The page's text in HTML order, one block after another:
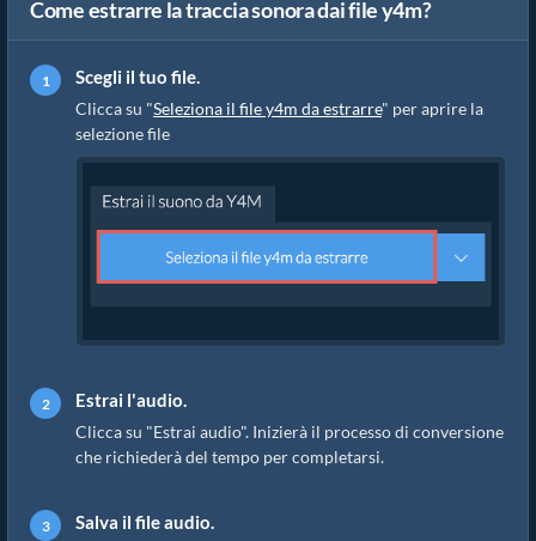
Come estrarre la traccia sonora dai file y4m?
Scegli il tuo file.
Clicca su "Seleziona il file y4m da estrarre" per aprire la
selezione file
Estrai l'audio.
Clicca su "Estrai audio". Inizierà il processo di conversione
che richiederà del tempo per completarsi.
Salva il file audio.